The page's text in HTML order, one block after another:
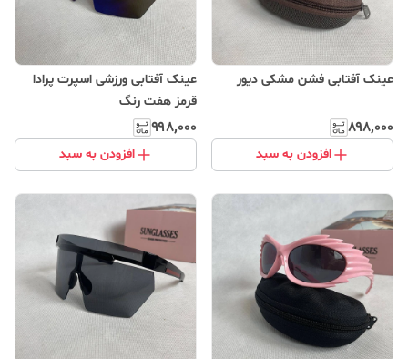
عینک آفتابی فشن مشکی دیور
۸۹۸٬۰۰۰
افزودن به سبد
عینک آفتابی ورزشی اسپرت پرادا
قرمز هفت رنگ
۹۹۸٬۰۰۰
افزودن به سبد